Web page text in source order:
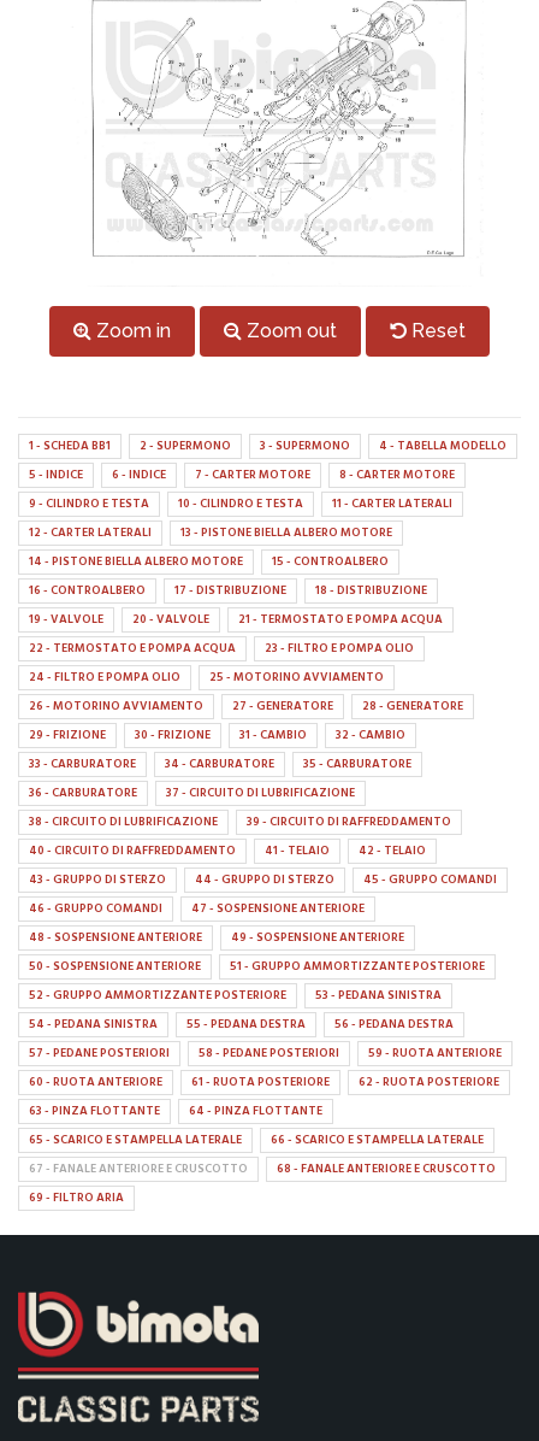
Zoom in Zoom out Reset
1 - SCHEDA BB1 2 - SUPERMONO 3 - SUPERMONO
4 - TABELLA MODELLO
5 - INDICE
6 - INDICE 7 - CARTER MOTORE
8 - CARTER MOTORE
9 - CILINDRO E TESTA
10 - CILINDRO E TESTA
11 - CARTER LATERALI
12 - CARTER LATERALI
13 - PISTONE BIELLA ALBERO MOTORE
14 - PISTONE BIELLA ALBERO MOTORE
15 - CONTROALBERO
16 - CONTROALBERO
17 - DISTRIBUZIONE
18 - DISTRIBUZIONE
19 - VALVOLE
20 - VALVOLE
21 - TERMOSTATO E POMPA ACQUA
22 - TERMOSTATO E POMPA ACQUA
23 - FILTRO E POMPA OLIO
24 - FILTRO E POMPA OLIO
25 - MOTORINO AVVIAMENTO
26 - MOTORINO AVVIAMENTO
27 - GENERATORE
28 - GENERATORE
29 - FRIZIONE
30 - FRIZIONE 31 - CAMBIO
32 - CAMBIO
33 - CARBURATORE
34 - CARBURATORE
35 - CARBURATORE
36 - CARBURATORE
37 - CIRCUITO DI LUBRIFICAZIONE
38 - CIRCUITO DI LUBRIFICAZIONE
39 - CIRCUITO DI RAFFREDDAMENTO
40 - CIRCUITO DI RAFFREDDAMENTO
41 - TELAIO
42 - TELAIO
43 - GRUPPO DI STERZO
44 - GRUPPO DI STERZO
45 - GRUPPO COMANDI
46 - GRUPPO COMANDI
47 - SOSPENSIONE ANTERIORE
48 - SOSPENSIONE ANTERIORE
49 - SOSPENSIONE ANTERIORE
50 - SOSPENSIONE ANTERIORE
51 - GRUPPO AMMORTIZZANTE POSTERIORE
52 - GRUPPO AMMORTIZZANTE POSTERIORE
53 - PEDANA SINISTRA
54 - PEDANA SINISTRA
55 - PEDANA DESTRA
56 - PEDANA DESTRA
57 - PEDANE POSTERIORI
58 - PEDANE POSTERIORI
59 - RUOTA ANTERIORE
60 - RUOTA ANTERIORE
61 - RUOTA POSTERIORE
62 - RUOTA POSTERIORE
63 - PINZA FLOTTANTE
64 - PINZA FLOTTANTE
65 - SCARICO E STAMPELLA LATERALE
66 - SCARICO E STAMPELLA LATERALE
67 - FANALE ANTERIORE E CRUSCOTTO
68 - FANALE ANTERIORE E CRUSCOTTO
69 - FILTRO ARIA